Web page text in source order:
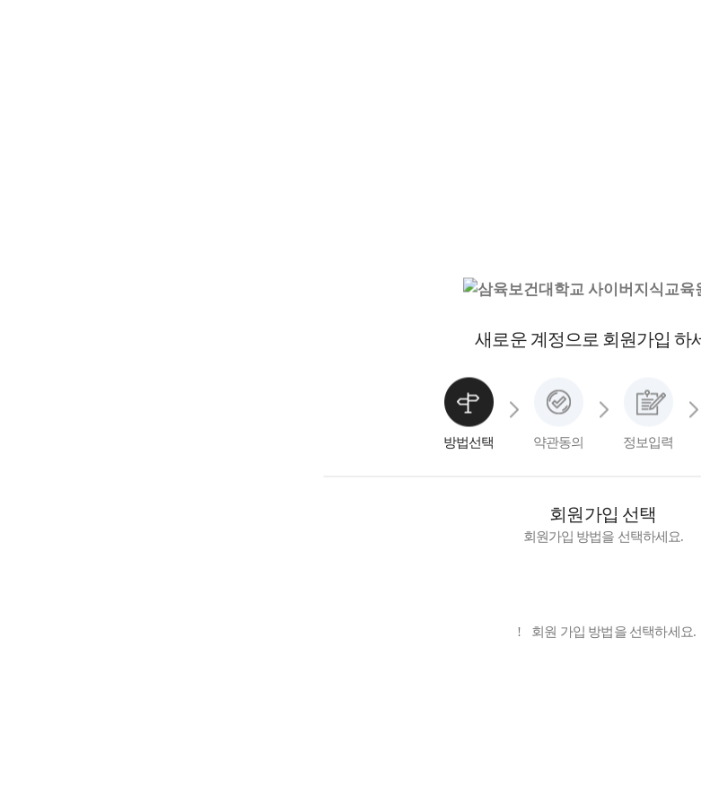
새로운 계정으로 회원가입 하
방법선택 약관동의 정보입력
회원가입 선택
회원가입 방법을 선택하세요.
! 회원 가입 방법을 선택하세요.